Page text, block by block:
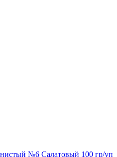
№6 Салатовый 100 гр/уп